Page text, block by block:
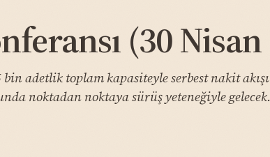
(30 Nisan
adetlik toplam kapasiteyle serbest nakit
noktadan noktaya sürüş yeteneğiyle gelecek.